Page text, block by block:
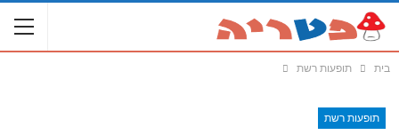
בית תופעות רשת
תופעות רשת